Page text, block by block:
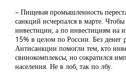
– Пищевая промышленность
санкций исчерпался в марте.
инвестиции, а по инвестициям на
15% в целом по России. Без денег
Антисанкции помогли тем, кто
свинокомплексы, но сократился
населения. Не в лоб, так по лбу.